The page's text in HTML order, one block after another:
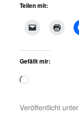
Teilen mit:
Gefällt mir:
Wird
Veröffentlicht unter